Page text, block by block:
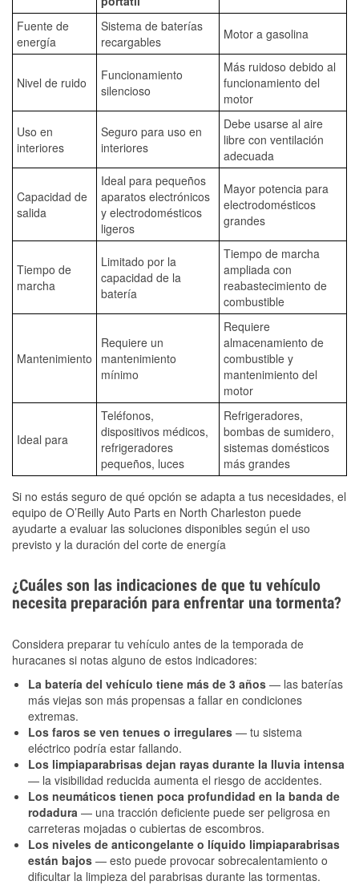
Fuente de
energía
Sistema de baterías
recargables
Motor a gasolina
Nivel de ruido
Funcionamiento
silencioso
Más ruidoso debido al
funcionamiento del
motor
Uso en
interiores
Seguro para uso en
interiores
Debe usarse al aire
libre con ventilación
adecuada
Capacidad de
salida
Ideal para pequeños
aparatos electrónicos
y electrodomésticos
ligeros
Mayor potencia para
electrodomésticos
grandes
Tiempo de
marcha
Limitado por la
capacidad de la
batería
Tiempo de marcha
ampliada con
reabastecimiento de
combustible
Mantenimiento
Requiere un
mantenimiento
mínimo
Requiere
almacenamiento de
combustible y
mantenimiento del
motor
Ideal para
Teléfonos,
dispositivos médicos,
refrigeradores
pequeños, luces
Refrigeradores,
bombas de sumidero,
sistemas domésticos
más grandes
Si no estás seguro de qué opción se adapta a tus necesidades, el
equipo de O’Reilly Auto Parts en North Charleston puede
ayudarte a evaluar las soluciones disponibles según el uso
previsto y la duración del corte de energía
¿Cuáles son las indicaciones de que tu vehículo
necesita preparación para enfrentar una tormenta?
Considera preparar tu vehículo antes de la temporada de
huracanes si notas alguno de estos indicadores:
La batería del vehículo tiene más de 3 años — las baterías
más viejas son más propensas a fallar en condiciones
extremas.
Los faros se ven tenues o irregulares — tu sistema
eléctrico podría estar fallando.
Los limpiaparabrisas dejan rayas durante la lluvia intensa
— la visibilidad reducida aumenta el riesgo de accidentes.
Los neumáticos tienen poca profundidad en la banda de
rodadura — una tracción deficiente puede ser peligrosa en
carreteras mojadas o cubiertas de escombros.
Los niveles de anticongelante o líquido limpiaparabrisas
están bajos — esto puede provocar sobrecalentamiento o
dificultar la limpieza del parabrisas durante las tormentas.